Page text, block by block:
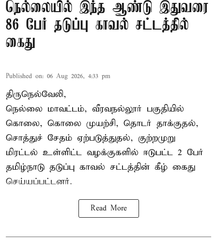
நெல்லையில் இந்த ஆண்டு இதுவரை
86 பேர் தடுப்பு காவல் சட்டத்தில்
கைது
Published on: 06 Aug 2026, 4:33 pm
திருநெல்வேலி,
நெல்லை மாவட்டம், வீரவநல்லூர் பகுதியில்
கொலை, கொலை முயற்சி, தொடர் தாக்குதல்,
சொத்துச் சேதம் ஏற்படுத்துதல், குற்றமுறு
மிரட்டல் உள்ளிட்ட வழக்குகளில் ஈடுபட்ட 2 பேர்
தமிழ்நாடு தடுப்பு காவல் சட்டத்தின் கீழ் கைது
செய்யப்பட்டனர்.
Read More